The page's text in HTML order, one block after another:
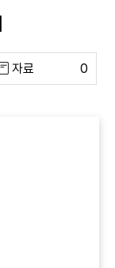
자료 0